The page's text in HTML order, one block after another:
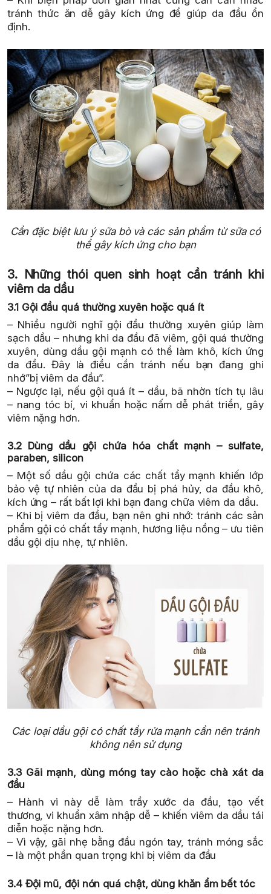
tránh thức ăn dễ gây kích ứng để giúp da đầu ổn
định.
Cần đặc biệt lưu ý sữa bò và các sản phẩm từ sữa có
thể gây kích ứng cho bạn
3. Những thói quen sinh hoạt cần tránh khi
viêm da dầu
3.1 Gội đầu quá thường xuyên hoặc quá ít
– Nhiều người nghĩ gội đầu thường xuyên giúp làm
sạch dầu – nhưng khi da đầu đã viêm, gội quá thường
xuyên, dùng dầu gội mạnh có thể làm khô, kích ứng
da đầu. Đây là điều cần tránh nếu bạn đang ghi
nhớ”bị viêm da đầu”.
– Ngược lại, nếu gội quá ít – dầu, bã nhờn tích tụ lâu
– nang tóc bí, vi khuẩn hoặc nấm dễ phát triển, gây
viêm nặng hơn.
3.2 Dùng dầu gội chứa hóa chất mạnh – sulfate,
paraben, silicon
– Một số dầu gội chứa các chất tẩy mạnh khiến lớp
bảo vệ tự nhiên của da đầu bị phá hủy, da đầu khô,
kích ứng – rất bất lợi khi bạn đang chữa viêm da dầu.
– Khi bị viêm da đầu, bạn nên ghi nhớ: tránh các sản
phẩm gội có chất tẩy mạnh, hương liệu nồng – ưu tiên
dầu gội dịu nhẹ, tự nhiên.
Các loại dầu gội có chất tẩy rửa mạnh cần nên tránh
không nên sử dụng
3.3 Gãi mạnh, dùng móng tay cào hoặc chà xát da
đầu
– Hành vi này dễ làm trầy xước da đầu, tạo vết
thương, vi khuẩn xâm nhập dễ – khiến viêm da dầu tái
diễn hoặc nặng hơn.
– Vì vậy, gãi nhẹ bằng đầu ngón tay, tránh móng sắc
– là một phần quan trọng khi bị viêm da đầu
3.4 Đội mũ, đội nón quá chật, dùng khăn ẩm bết tóc